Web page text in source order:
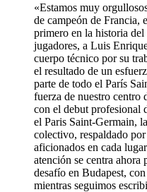
«Estamos muy
de campeón de Francia,
primero en la historia
jugadores, a Luis
cuerpo técnico por su
el resultado de un
parte de todo el París
fuerza de nuestro centro
con el debut profesional
el Paris Saint-Germain,
colectivo, respaldado
aficionados en cada
atención se centra ahora
desafío en Budapest,
mientras seguimos